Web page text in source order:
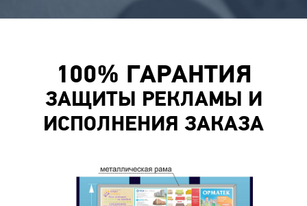
100% ГАРАНТИЯ
ЗАЩИТЫ РЕКЛАМЫ И
ИСПОЛНЕНИЯ ЗАКАЗА